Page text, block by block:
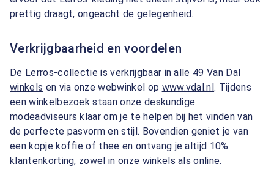
prettig draagt, ongeacht de gelegenheid.
Verkrijgbaarheid en voordelen
De Lerros-collectie is verkrijgbaar in alle 49 Van Dal
winkels en via onze webwinkel op www.vdal.nl. Tijdens
een winkelbezoek staan onze deskundige
modeadviseurs klaar om je te helpen bij het vinden van
de perfecte pasvorm en stijl. Bovendien geniet je van
een kopje koffie of thee en ontvang je altijd 10%
klantenkorting, zowel in onze winkels als online.